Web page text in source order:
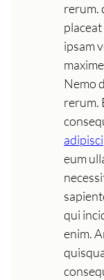
rerum.
ipsam
Nemo
rerum.
adipisci
eum
qui
enim.